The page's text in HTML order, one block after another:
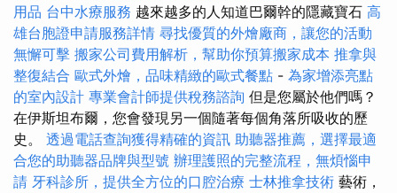
用品 台中水療服務 越來越多的人知道巴爾幹的隱藏寶石 高
雄台胞證申請服務詳情 尋找優質的外燴廠商，讓您的活動
無懈可擊 搬家公司費用解析，幫助你預算搬家成本 推拿與
整復結合 歐式外燴，品味精緻的歐式餐點 - 為家增添亮點
的室內設計 專業會計師提供稅務諮詢 但是您屬於他們嗎？
在伊斯坦布爾，您會發現另一個隨著每個角落所吸收的歷
史。 透過電話查詢獲得精確的資訊 助聽器推薦，選擇最適
合您的助聽器品牌與型號 辦理護照的完整流程，無煩惱申
請 牙科診所，提供全方位的口腔治療 士林推拿技術 藝術，